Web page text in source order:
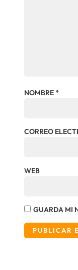
NOMBRE*
CORREO
WEB
GUARDA MI